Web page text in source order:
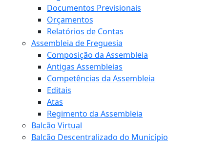
Documentos Previsionais
Orçamentos
Relatórios de Contas
Assembleia de Freguesia
Composição da Assembleia
Antigas Assembleias
Competências da Assembleia
Editais
Atas
Regimento da Assembleia
Balcão Virtual
Balcão Descentralizado do Município